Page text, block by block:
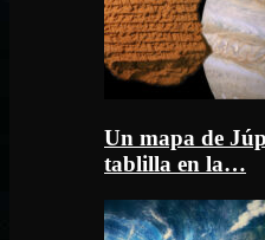
Un mapa de
tablilla en la…